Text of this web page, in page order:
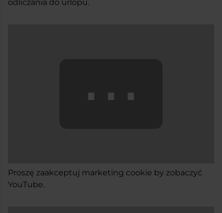
odliczania do urlopu.
⋯
Proszę zaakceptuj marketing cookie by zobaczyć
YouTube.